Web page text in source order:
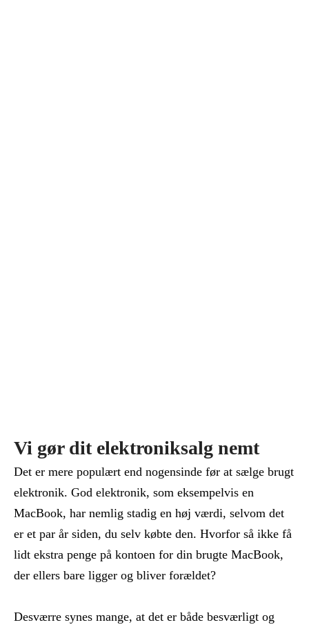
Vi gør dit elektroniksalg nemt
Det er mere populært end nogensinde før at sælge brugt
elektronik. God elektronik, som eksempelvis en
MacBook, har nemlig stadig en høj værdi, selvom det
er et par år siden, du selv købte den. Hvorfor så ikke få
lidt ekstra penge på kontoen for din brugte MacBook,
der ellers bare ligger og bliver forældet?
Desværre synes mange, at det er både besværligt og